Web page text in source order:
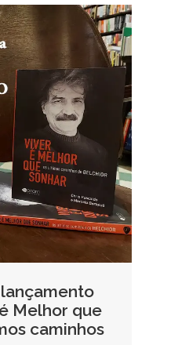
Melhor que
caminhos